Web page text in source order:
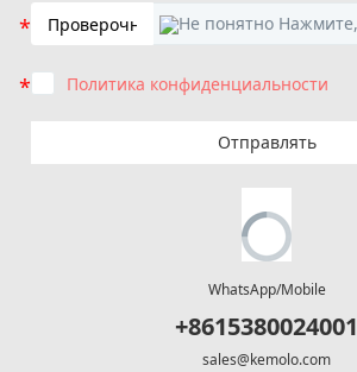
Политика конфиденциальности
Отправлять
WhatsApp/Mobile
+8615380024001
sales@kemolo.com